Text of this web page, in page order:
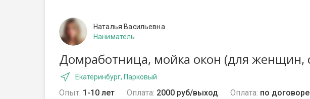
Наталья Васильевна
Наниматель
Домработница, мойка окон (для женщин,
Екатеринбург, Парковый
Опыт: 1-10 лет Оплата: 2000 руб/выход Оплата: по